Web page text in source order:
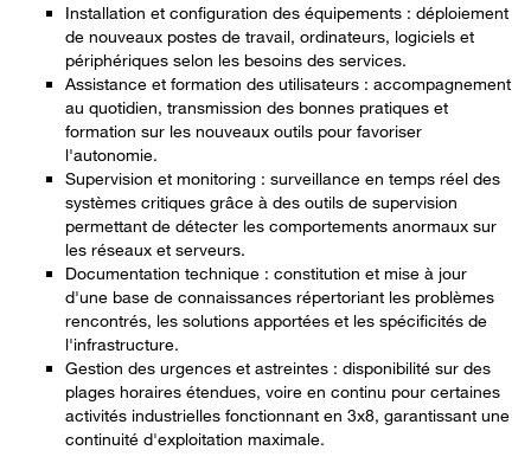
Installation et configuration des équipements : déploiement
de nouveaux postes de travail, ordinateurs, logiciels et
périphériques selon les besoins des services.
Assistance et formation des utilisateurs : accompagnement
au quotidien, transmission des bonnes pratiques et
formation sur les nouveaux outils pour favoriser
l'autonomie.
Supervision et monitoring : surveillance en temps réel des
systèmes critiques grâce à des outils de supervision
permettant de détecter les comportements anormaux sur
les réseaux et serveurs.
Documentation technique : constitution et mise à jour
d'une base de connaissances répertoriant les problèmes
rencontrés, les solutions apportées et les spécificités de
l'infrastructure.
Gestion des urgences et astreintes : disponibilité sur des
plages horaires étendues, voire en continu pour certaines
activités industrielles fonctionnant en 3x8, garantissant une
continuité d'exploitation maximale.